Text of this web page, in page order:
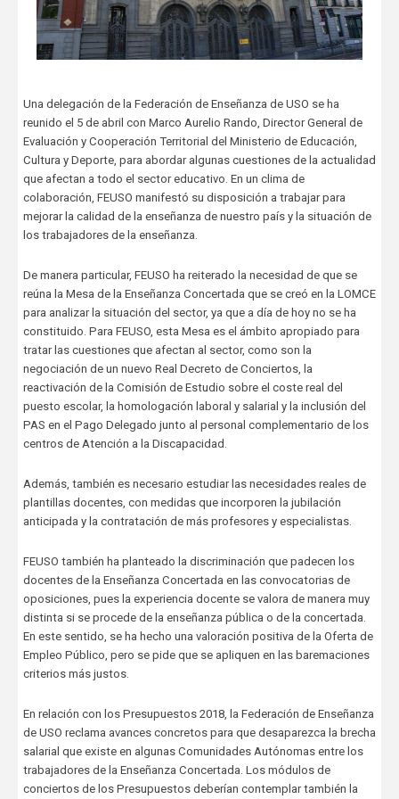
Una delegación de la Federación de Enseñanza de USO se ha
reunido el 5 de abril con Marco Aurelio Rando, Director General de
Evaluación y Cooperación Territorial del Ministerio de Educación,
Cultura y Deporte, para abordar algunas cuestiones de la actualidad
que afectan a todo el sector educativo. En un clima de
colaboración, FEUSO manifestó su disposición a trabajar para
mejorar la calidad de la enseñanza de nuestro país y la situación de
los trabajadores de la enseñanza.
De manera particular, FEUSO ha reiterado la necesidad de que se
reúna la Mesa de la Enseñanza Concertada que se creó en la LOMCE
para analizar la situación del sector, ya que a día de hoy no se ha
constituido. Para FEUSO, esta Mesa es el ámbito apropiado para
tratar las cuestiones que afectan al sector, como son la
negociación de un nuevo Real Decreto de Conciertos, la
reactivación de la Comisión de Estudio sobre el coste real del
puesto escolar, la homologación laboral y salarial y la inclusión del
PAS en el Pago Delegado junto al personal complementario de los
centros de Atención a la Discapacidad.
Además, también es necesario estudiar las necesidades reales de
plantillas docentes, con medidas que incorporen la jubilación
anticipada y la contratación de más profesores y especialistas.
FEUSO también ha planteado la discriminación que padecen los
docentes de la Enseñanza Concertada en las convocatorias de
oposiciones, pues la experiencia docente se valora de manera muy
distinta si se procede de la enseñanza pública o de la concertada.
En este sentido, se ha hecho una valoración positiva de la Oferta de
Empleo Público, pero se pide que se apliquen en las baremaciones
criterios más justos.
En relación con los Presupuestos 2018, la Federación de Enseñanza
de USO reclama avances concretos para que desaparezca la brecha
salarial que existe en algunas Comunidades Autónomas entre los
trabajadores de la Enseñanza Concertada. Los módulos de
conciertos de los Presupuestos deberían contemplar también la